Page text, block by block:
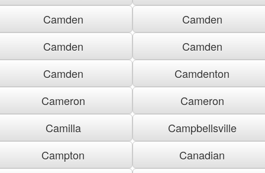
Camden
Camden
Camden
Camden
Camden
Camdenton
Cameron
Cameron
Camilla
Campbellsville
Campton
Canadian